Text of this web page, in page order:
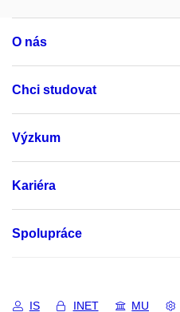
O nás
Chci studovat
Výzkum
Kariéra
Spolupráce
IS INET MU